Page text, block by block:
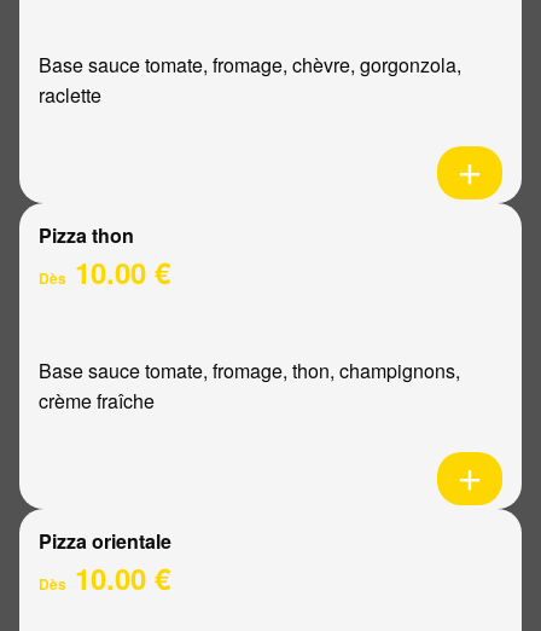
Base sauce tomate, fromage, chèvre, gorgonzola,
raclette
Pizza thon
Dès 10.00 €
Base sauce tomate, fromage, thon, champignons,
crème fraîche
Pizza orientale
Dès 10.00 €